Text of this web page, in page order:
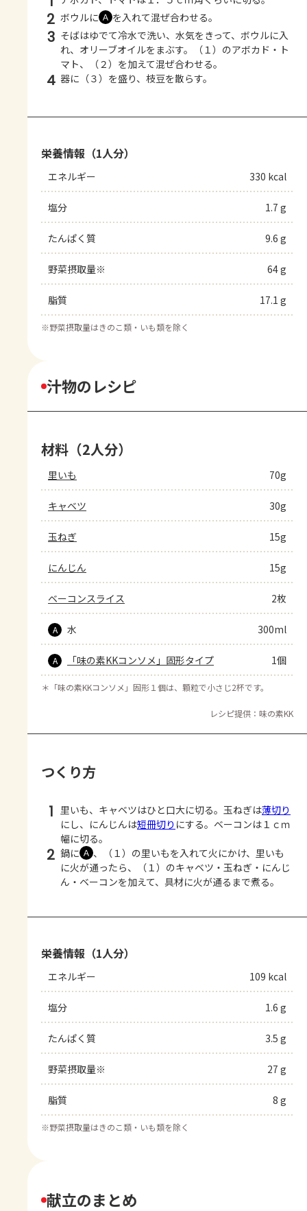
2 ボウルに Ａ を入れて混ぜ合わせる。
3 そばはゆでて冷水で洗い、水気をきって、ボウルに入
れ、オリーブオイルをまぶす。（１）のアボカド・ト
マト、（２）を加えて混ぜ合わせる。
4 器に（３）を盛り、枝豆を散らす。
栄養情報（1人分）
エネルギー 330 kcal
塩分 1.7 g
たんぱく質 9.6 g
野菜摂取量※ 64 g
脂質 17.1 g
※野菜摂取量はきのこ類・いも類を除く
汁物のレシピ
材料（2人分）
里いも 70g
キャベツ 30g
玉ねぎ 15g
にんじん 15g
ベーコンスライス 2枚
A 水 300ml
A 「味の素KKコンソメ」固形タイプ 1個
＊ 「味の素KKコンソメ」固形１個は、顆粒で小さじ2杯です。
レシピ提供：味の素KK
つくり方
1 里いも、キャベツはひと口大に切る。玉ねぎは薄切り
にし、にんじんは短冊切り にする。ベーコンは１ｃｍ
幅に切る。
2 鍋に Ａ 、（１）の里いもを入れて火にかけ、里いも
に火が通ったら、（１）のキャベツ・玉ねぎ・にんじ
ん・ベーコンを加えて、具材に火が通るまで煮る。
栄養情報（1人分）
エネルギー 109 kcal
塩分 1.6 g
たんぱく質 3.5 g
野菜摂取量※ 27 g
脂質 8 g
※野菜摂取量はきのこ類・いも類を除く
献立のまとめ